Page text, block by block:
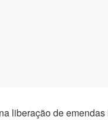
liberação de